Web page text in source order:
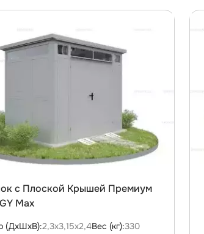
с Плоской Крышей Премиум
Max
(ДxШxВ):2,3х3,15х2,4Вес (кг):330